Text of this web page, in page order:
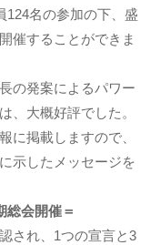
124名の参加の下、盛
催することができま
の発案によるパワー
、大概好評でした。
に掲載しますので、
示したメッセージを
会開催＝
され、1つの宣言と3